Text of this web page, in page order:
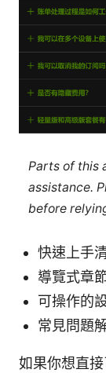
Parts of this
assistance.
before
快速上手
導覽式章
可操作的
常見問題
如果你想直